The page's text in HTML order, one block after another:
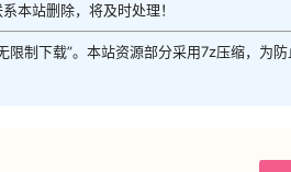
本站删除，将及时处理！
限制下载”。本站资源部分采用7z压缩，为